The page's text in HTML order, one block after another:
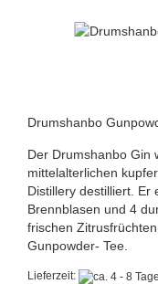
Drumshanbo
Der Drumshanbo Gin
mittelalterlichen
Distillery destilliert. Er
Brennblasen und 4
frischen
Gunpowder- Tee.
Lieferzeit: